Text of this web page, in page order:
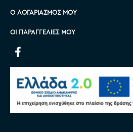
Ο ΛΟΓΑΡΙΑΣΜΌΣ ΜΟΥ
ΟΙ ΠΑΡΑΓΓΕΛΊΕΣ ΜΟΥ